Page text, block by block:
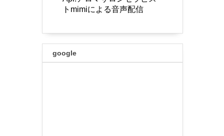
トmimiによる音声配信
google